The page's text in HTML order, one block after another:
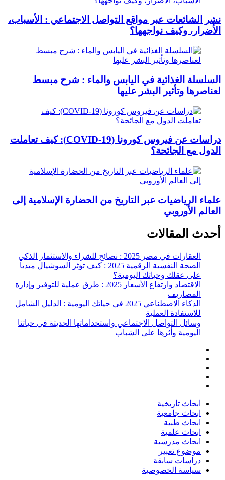
نشر الشائعات عبر مواقع التواصل الاجتماعي : الأسباب،
الأضرار، وكيف نواجهها؟
السلسلة الغذائية في اليابس والماء : شرح مبسط
لعناصرها وتأثير البشر عليها
دراسات عن فيروس كورونا (COVID-19): كيف تعاملت
الدول مع الجائحة؟
علماء الرياضيات عبر التاريخ من الحضارة الإسلامية إلى
العالم الأوروبي
أحدث المقالات
العقارات في مصر 2025 : نصائح للشراء والاستثمار الذكي
الصحة النفسية الرقمية 2025 : كيف تؤثر السوشيال ميديا
على عقلك وحياتك اليومية؟
الاقتصاد وارتفاع الأسعار 2025 : طرق عملية للتوفير وإدارة
المصاريف
الذكاء الاصطناعي 2025 في حياتك اليومية : الدليل الشامل
للاستفادة العملية
وسائل التواصل الاجتماعي واستخداماتها الحديثة في حياتنا
اليومية وأثرها على الشباب
ابحاث تاريخية
ابحاث جامعية
ابحاث طبية
ابحاث علمية
ابحاث مدرسية
موضوع تعبير
دراسات سابقة
سياسة الخصوصية